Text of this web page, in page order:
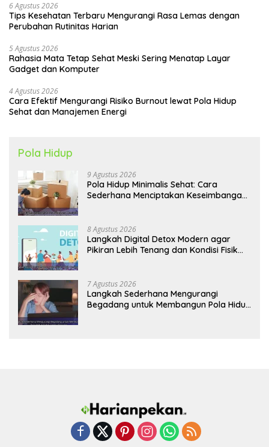
6 Agustus 2026
Tips Kesehatan Terbaru Mengurangi Rasa Lemas dengan
Perubahan Rutinitas Harian
5 Agustus 2026
Rahasia Mata Tetap Sehat Meski Sering Menatap Layar
Gadget dan Komputer
4 Agustus 2026
Cara Efektif Mengurangi Risiko Burnout lewat Pola Hidup
Sehat dan Manajemen Energi
Pola Hidup
9 Agustus 2026
Pola Hidup Minimalis Sehat: Cara
Sederhana Menciptakan Keseimbangan
8 Agustus 2026
Langkah Digital Detox Modern agar
Pikiran Lebih Tenang dan Kondisi Fisik
7 Agustus 2026
Langkah Sederhana Mengurangi
Begadang untuk Membangun Pola Hidup